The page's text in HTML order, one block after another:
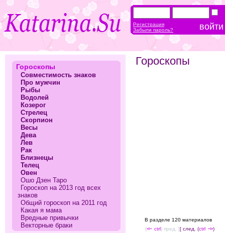
Гороскопы
В разделе 120 материалов
(<-- ctrl) пред. ][ след. (ctrl --> )
Гороскопы
Совместимость знаков
Про мужчин
Рыбы
Водолей
Козерог
Стрелец
Скорпион
Весы
Дева
Лев
Рак
Близнецы
Телец
Овен
Ошо Дзен Таро
Гороскоп на 2013 год всех
знаков
Общий гороскоп на 2011 год
Какая я мама
Вредные привычки
Векторные браки
Регистрация
Забыли пароль?